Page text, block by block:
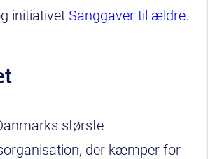
initiativet Sanggaver til ældre.
største
der kæmper for